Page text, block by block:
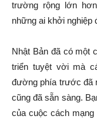
trường rộng lớn
những ai khởi nghiệp
Nhật Bản đã có một
triển tuyệt vời mà
đường phía trước đã
cũng đã sẵn sàng.
của cuộc cách